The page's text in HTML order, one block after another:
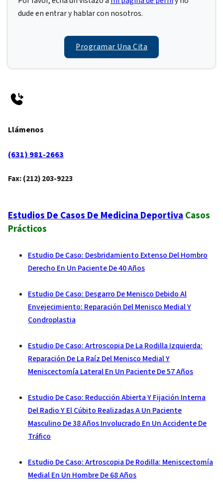
dude en entrar y hablar con nosotros.
Programar Una Cita
Llámenos
(631) 981-2663
Fax: (212) 203-9223
Estudios De Casos De Medicina DeportivaCasos
Prácticos
Estudio De Caso: Desbridamiento Extenso Del Hombro
Derecho En Un Paciente De 40 Años
Estudio De Caso: Desgarro De Menisco Debido Al
Envejecimiento: Reparación Del Menisco Medial Y
Condroplastia
Estudio De Caso: Artroscopia De La Rodilla Izquierda:
Reparación De La Raíz Del Menisco Medial Y
Meniscectomía Lateral En Un Paciente De 57 Años
Estudio De Caso: Reducción Abierta Y Fijación Interna
Del Radio Y El Cúbito Realizadas A Un Paciente
Masculino De 38 Años Involucrado En Un Accidente De
Tráfico
Estudio De Caso: Artroscopia De Rodilla: Meniscectomía
Medial En Un Hombre De 68 Años